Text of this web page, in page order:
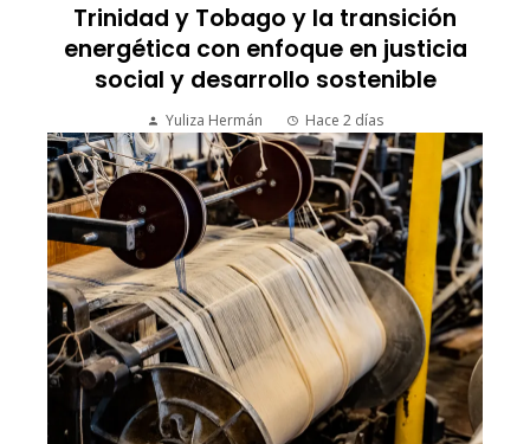
Trinidad y Tobago y la transición
energética con enfoque en justicia
social y desarrollo sostenible
Yuliza Hermán Hace 2 días